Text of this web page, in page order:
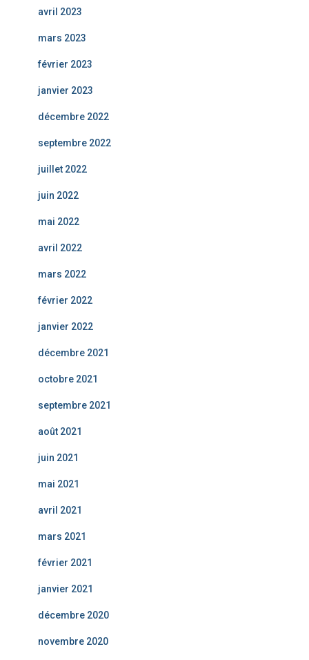
avril 2023
mars 2023
février 2023
janvier 2023
décembre 2022
septembre 2022
juillet 2022
juin 2022
mai 2022
avril 2022
mars 2022
février 2022
janvier 2022
décembre 2021
octobre 2021
septembre 2021
août 2021
juin 2021
mai 2021
avril 2021
mars 2021
février 2021
janvier 2021
décembre 2020
novembre 2020